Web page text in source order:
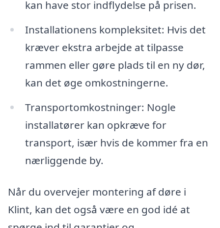
kan have stor indflydelse på prisen.
Installationens kompleksitet: Hvis det
kræver ekstra arbejde at tilpasse
rammen eller gøre plads til en ny dør,
kan det øge omkostningerne.
Transportomkostninger: Nogle
installatører kan opkræve for
transport, især hvis de kommer fra en
nærliggende by.
Når du overvejer montering af døre i
Klint, kan det også være en god idé at